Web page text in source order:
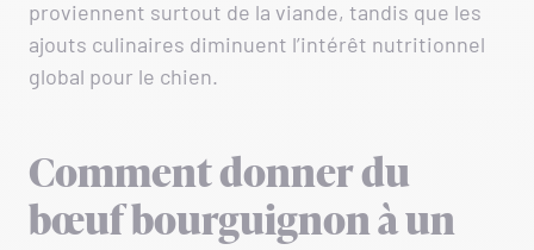
proviennent surtout de la viande, tandis que les
ajouts culinaires diminuent l’intérêt nutritionnel
global pour le chien.
Comment donner du
bœuf bourguignon à un